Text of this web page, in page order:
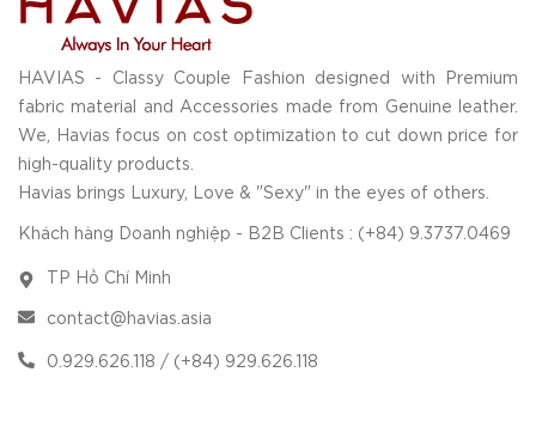
HAVIAS - Classy Couple Fashion designed with Premium
fabric material and Accessories made from Genuine leather.
We, Havias focus on cost optimization to cut down price for
high-quality products.
Havias brings Luxury, Love & "Sexy" in the eyes of others.
Khách hàng Doanh nghiệp - B2B Clients : (+84) 9.3737.0469
TP Hồ Chí Minh
contact@havias.asia
0.929.626.118 / (+84) 929.626.118